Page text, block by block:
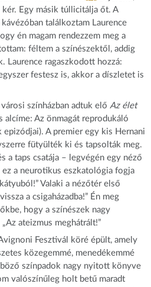
Egy másik túllicitálja őt. A
találkoztam Laurence
én magam rendezzem meg a
féltem a színészektől, addig
Laurence ragaszkodott hozzá:
festesz is, akkor a díszletet is
színházban adtuk elő Az élet
Az önmagát reprodukáló
epizódjai). A premier egy kis Hernani
fütyülték ki és tapsolták meg.
a taps csatája – legvégén egy néző
a neurotikus eszkatológia fogja
Valaki a nézőtér első
a csigaházadba!” Én meg
hogy a színészek nagy
ateizmus meghátrált!”
Fesztivál köré épült, amely
közegemmé, menedékemmé
színpadok nagy nyitott könyve
valószínűleg holt betű maradt